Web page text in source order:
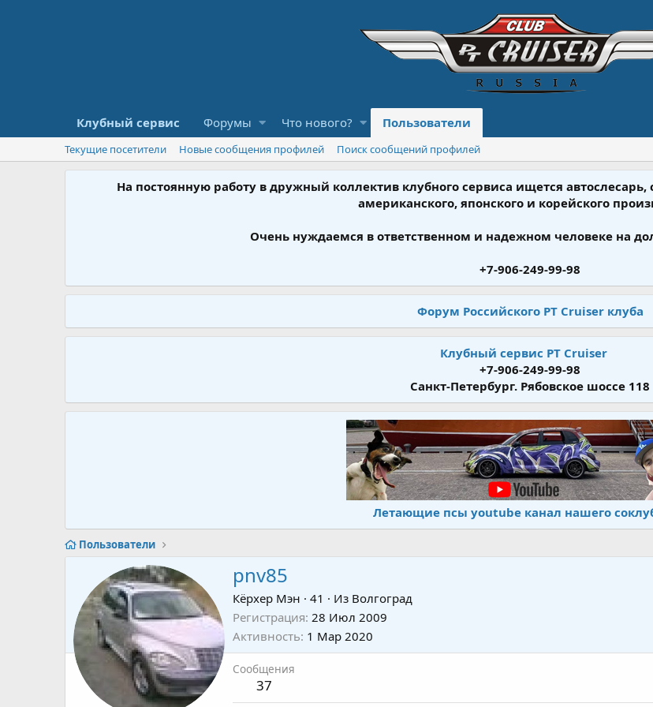
Клубный сервис Форумы Что нового? Пользователи
Текущие посетители Новые сообщения профилей Поиск сообщений профилей
На постоянную работу в дружный коллектив клубного сервиса ищется
американского, японского и корейского
Очень нуждаемся в ответственном и надежном человеке на
+7-906-249-99-98
Форум Российского PT Cruiser клуба
Клубный сервис PT Cruiser
+7-906-249-99-98
Санкт-Петербург. Рябовское шоссе 118
Летающие псы youtube канал нашего
Пользователи
pnv85
Кёрхер Мэн · 41 · Из Волгоград
Регистрация 28 Июл 2009
Активность 1 Мар 2020
Сообщения
37